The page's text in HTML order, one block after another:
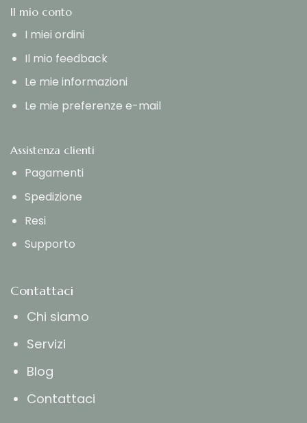
Il mio conto
I miei ordini
Il mio feedback
Le mie informazioni
Le mie preferenze e-mail
Assistenza clienti
Pagamenti
Spedizione
Resi
Supporto
Contattaci
Chi siamo
Servizi
Blog
Contattaci